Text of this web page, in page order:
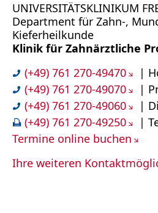
UNIVERSITÄTSKLINIKUM
Department für Zahn-,
Kieferheilkunde
Klinik für Zahnärztliche
(+49) 761 270-49470
|
(+49) 761 270-49070
|
(+49) 761 270-49060
|
(+49) 761 270-49250
|
Termine online buchen
Ihre weiteren